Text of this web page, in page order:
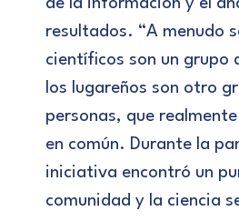
de la información y el
resultados. “A menudo
científicos son un grupo
los lugareños son otro
personas, que
en común. Durante la
iniciativa encontró un
comunidad y la ciencia